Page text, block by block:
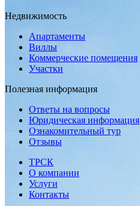
Недвижимость
Апартаменты
Виллы
Коммерческие помещения
Участки
Полезная информация
Ответы на вопросы
Юридическая информация
Ознакомительный тур
Отзывы
ТРСК
О компании
Услуги
Контакты